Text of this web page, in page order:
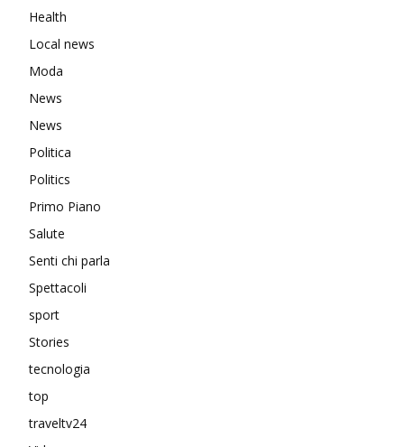
Health
Local news
Moda
News
News
Politica
Politics
Primo Piano
Salute
Senti chi parla
Spettacoli
sport
Stories
tecnologia
top
traveltv24